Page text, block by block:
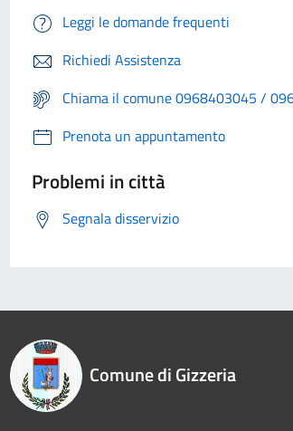
Leggi le domande frequenti
Richiedi Assistenza
Chiama il comune 0968403045 /
Prenota un appuntamento
Problemi in città
Segnala disservizio
Comune di Gizzeria